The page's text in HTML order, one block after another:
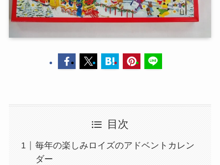
目次
毎年の楽しみロイズのアドベントカレン
ダー